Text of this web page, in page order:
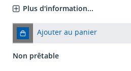
Plus d'information...
Ajouter au panier
Non prêtable